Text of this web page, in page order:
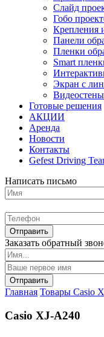
Слайд
Гобо
Крепления
Панели
Пленки
Smart
Экран с
Видеостены
Готовые решения
АКЦИИ
Аренда
Новости
Контакты
Gefest Driving
Написать письмо
Отправить
Заказать обратный
Главная Товары Casio
Casio XJ-A240